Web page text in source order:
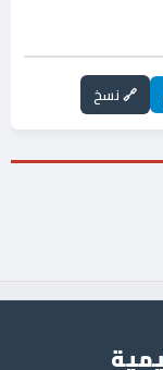
🔗 نسخ